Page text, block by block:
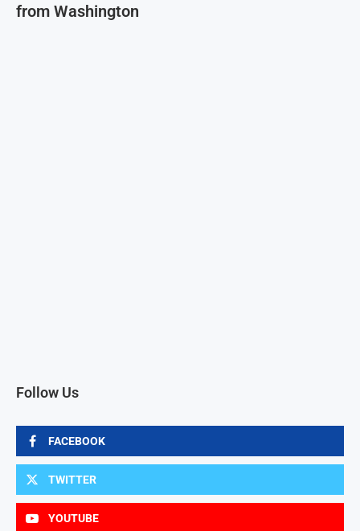
from Washington
Follow Us
FACEBOOK
TWITTER
YOUTUBE